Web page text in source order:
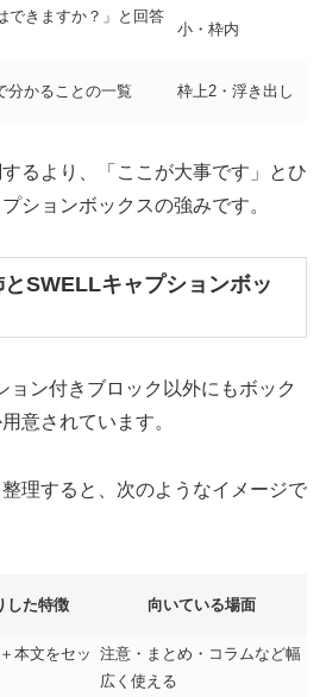
できますか？」と回答
小・枠内
分かることの一覧 枠上2・浮き出し
るより、「ここが大事です」とひ
ションボックスの強みです。
SWELLキャプションボッ
ョン付きブロック以外にもボック
意されています。
理すると、次のようなイメージで
した特徴 向いている場面
本文をセッ 注意・まとめ・コラムなど幅
広く使える